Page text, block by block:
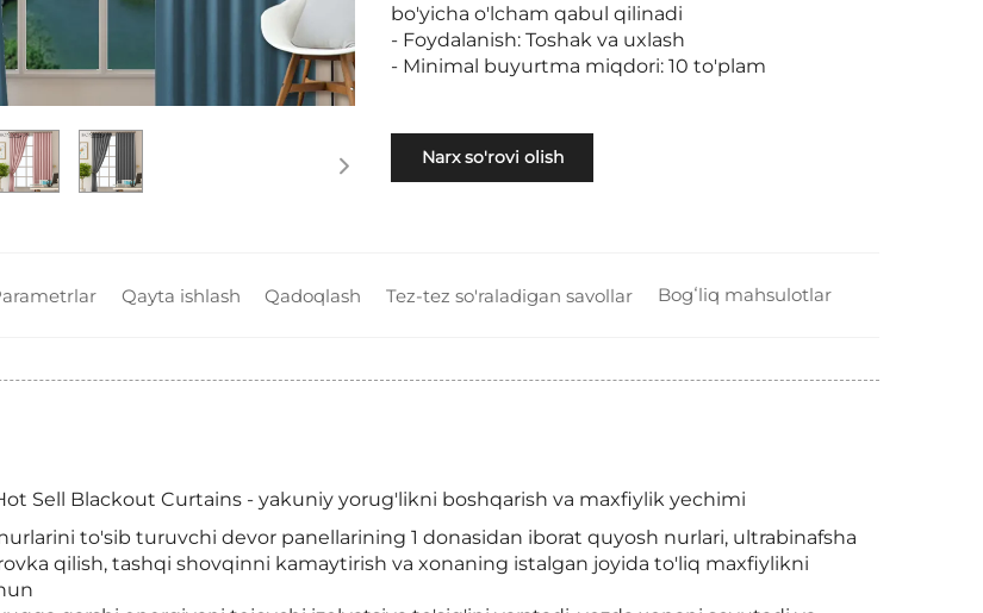
bo'yicha o'lcham qabul qilinadi
- Foydalanish: Toshak va uxlash
- Minimal buyurtma miqdori: 10 to'plam
Narx so'rovi olish
Qayta ishlash Qadoqlash Tez-tez so'raladigan savollar Bogʻliq mahsulotlar
Sell Blackout Curtains - yakuniy yorug'likni boshqarish va maxfiylik yechimi
to'sib turuvchi devor panellarining 1 donasidan iborat quyosh nurlari, ultrabinafsha
qilish, tashqi shovqinni kamaytirish va xonaning istalgan joyida to'liq maxfiylikni